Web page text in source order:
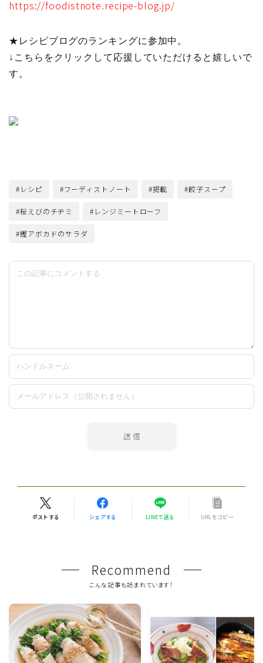
https://foodistnote.recipe-blog.jp/
★ レシピブログのランキングに参加中。
↓こちらをクリックして応援していただけると嬉しいで
す。
#レシピ #フーディストノート #掲載 #餃子スープ
#桜えびのチヂミ #レンジミートローフ
#鰹アボカドのサラダ
ポストする シェアする LINEで送る URLをコピー
Recommend
こんな記事も読まれています！